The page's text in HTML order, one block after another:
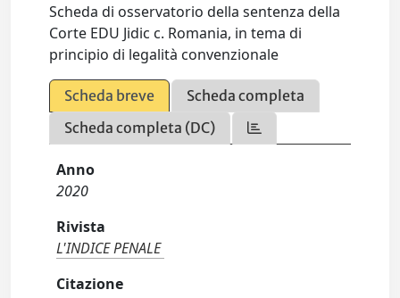
Scheda di osservatorio della sentenza della
Corte EDU Jidic c. Romania, in tema di
principio di legalità convenzionale
Scheda breve
Scheda completa
Scheda completa (DC)
Anno
2020
Rivista
L'INDICE PENALE
Citazione